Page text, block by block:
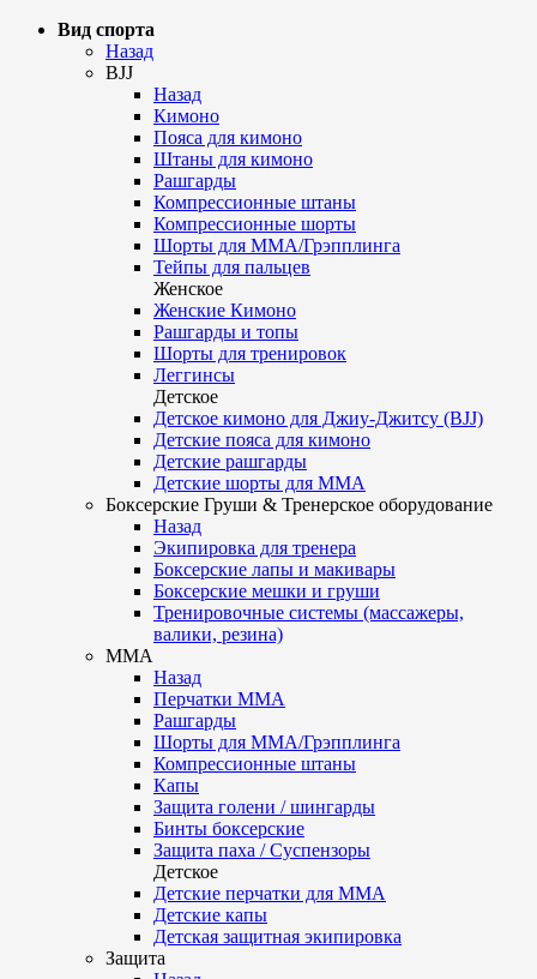
Вид спорта
Назад
BJJ
Назад
Кимоно
Пояса для кимоно
Штаны для кимоно
Рашгарды
Компрессионные штаны
Компрессионные шорты
Шорты для ММА/Грэпплинга
Тейпы для пальцев
Женское
Женские Кимоно
Рашгарды и топы
Шорты для тренировок
Леггинсы
Детское
Детское кимоно для Джиу-Джитсу (BJJ)
Детские пояса для кимоно
Детские рашгарды
Детские шорты для ММА
Боксерские Груши & Тренерское оборудование
Назад
Экипировка для тренера
Боксерские лапы и макивары
Боксерские мешки и груши
Тренировочные системы (массажеры,
валики, резина)
ММА
Назад
Перчатки ММА
Рашгарды
Шорты для ММА/Грэпплинга
Компрессионные штаны
Капы
Защита голени / шингарды
Бинты боксерские
Защита паха / Суспензоры
Детское
Детские перчатки для ММА
Детские капы
Детская защитная экипировка
Защита